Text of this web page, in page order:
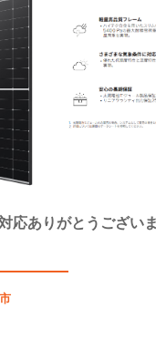
応ありがとうござい